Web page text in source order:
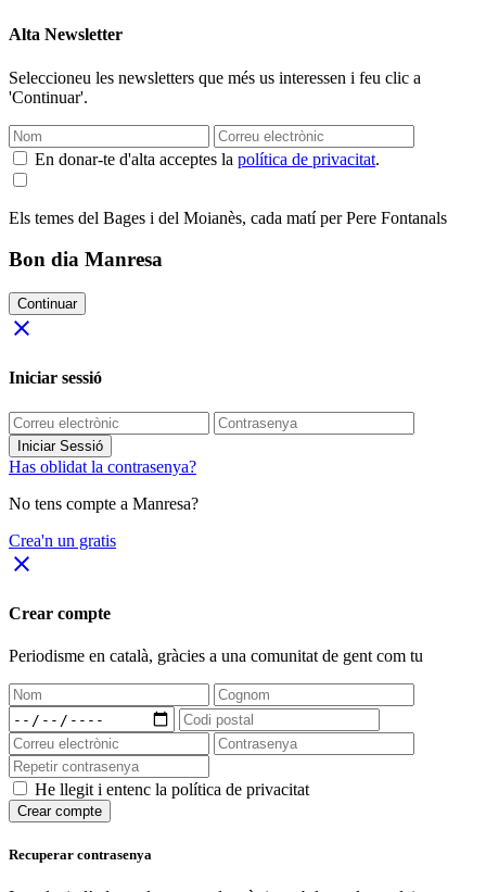
Alta Newsletter
Seleccioneu les newsletters que més us interessen i feu clic a
'Continuar'.
En donar-te d'alta acceptes la política de privacitat.
Els temes del Bages i del Moianès, cada matí per Pere Fontanals
Bon dia Manresa
Continuar
close
Iniciar sessió
Iniciar Sessió
Has oblidat la contrasenya?
No tens compte a Manresa?
Crea'n un gratis
close
Crear compte
Periodisme en català, gràcies a una comunitat de gent com tu
He llegit i entenc la política de privacitat
Crear compte
Recuperar contrasenya